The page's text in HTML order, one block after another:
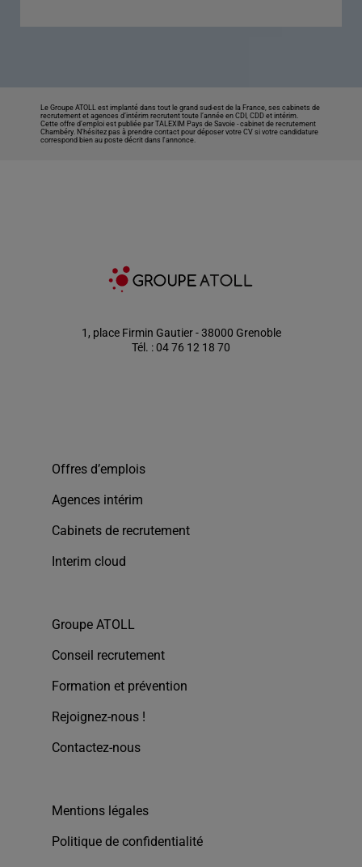
Le Groupe ATOLL est implanté dans tout le grand sud-est de la France, ses cabinets de
recrutement et agences d’intérim recrutent toute l’année en CDI, CDD et intérim.
Cette offre d’emploi est publiée par TALEXIM Pays de Savoie -cabinet de recrutement
Chambéry . N’hésitez pas à prendre contact pour déposer votre CV si votre candidature
correspond bien au poste décrit dans l'annonce.
1, place Firmin Gautier - 38000 Grenoble
Tél. : 04 76 12 18 70
Offres d’emplois
Agences intérim
Cabinets de recrutement
Interim cloud
Groupe ATOLL
Conseil recrutement
Formation et prévention
Rejoignez-nous !
Contactez-nous
Mentions légales
Politique de confidentialité